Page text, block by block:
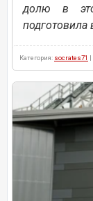
долю в
подготовила
Категория: socrates71 |